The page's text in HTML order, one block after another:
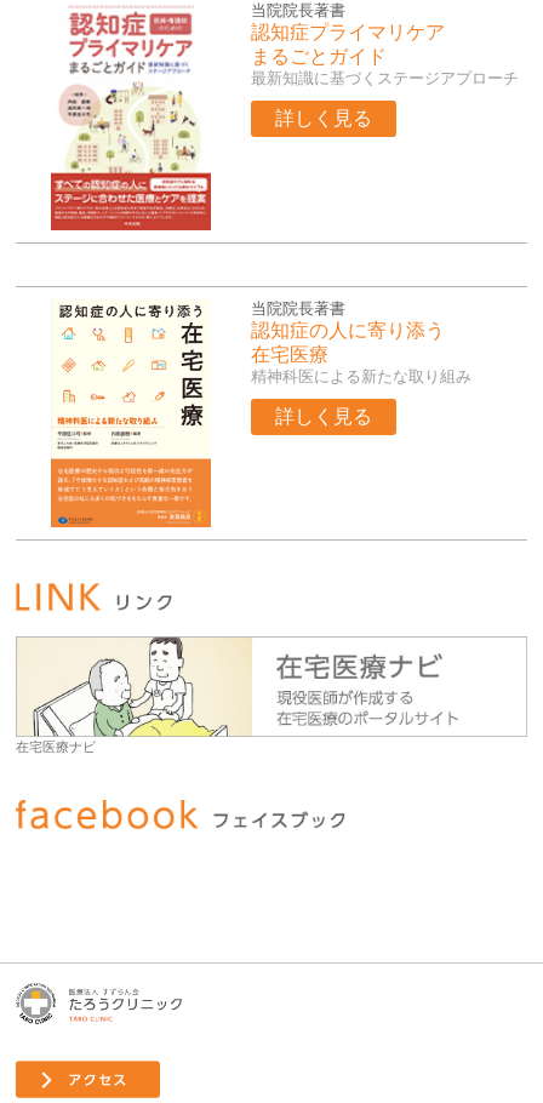
当院院長著書
認知症プライマリケア
まるごとガイド
最新知識に基づくステージアプローチ
詳しく見る
当院院長著書
認知症の人に寄り添う
在宅医療
精神科医による新たな取り組み
詳しく見る
在宅医療ナビ